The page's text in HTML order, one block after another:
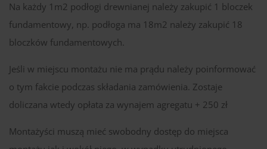
Na każdy 1m2 podłogi drewnianej należy zakupić 1 bloczek
fundamentowy, np. podłoga ma 18m2 należy zakupić 18
bloczków fundamentowych.
Jeśli w miejscu montażu nie ma prądu należy poinformować
o tym fakcie podczas składania zamówienia. Zostaje
doliczana wtedy opłata za wynajem agregatu + 250 zł
Montażyści muszą mieć swobodny dostęp do miejsca